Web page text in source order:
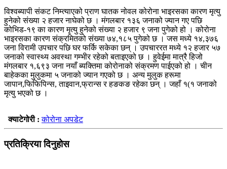
विश्वब्यापी संकट निम्त्याएको प्राण घातक नोवल कोरोना भाइरसका कारण मृत्यु
हुनेको संख्या २ हजार नाघेको छ । मंगलबार १३६ जनाको ज्यान गए पछि
कोभिड-१९ का कारण मृत्यु हुनेको संख्या २ हजार ९ जना पुगेको हो । कोरोना
भाइरसका कारण संक्रमितको संख्या ७४,१८५ पुगेको छ । जस मध्ये १४,३७६
जना विरामी उपचार पछि घर फर्कि सकेका छन् । उपचाररत मध्ये १२ हजार ५७
जनाको स्वास्थ्य अवस्था गम्भीर रहेको बताइएको छ । हुवेईमा मात्रै हिजो
मंगलबार १,६९३ जना नयाँ ब्यक्तिमा कोरोनाको संक्रमण पाईएको हो । चीन
बाहेकका मुलुकमा ५ जनाको ज्यान गएको छ । अन्य मुलुक हरूमा
जापान,फिफिपिन्स, ताइवान,फ्रान्स र हङकङ रहेका छन् । जहाँ १(१ जनाको
मृत्यु भएको छ ।
क्याटेगोरी :कोरोना अपडेट
प्रतिक्रिया दिनुहोस